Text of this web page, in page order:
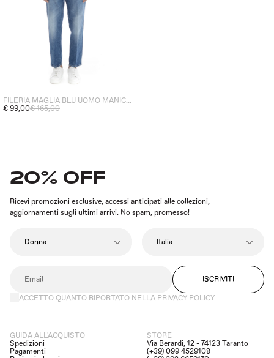
FILERIA MAGLIA BLU UOMO MANICHE LUNGHE
€ 99,00€ 165,00
20% OFF
Ricevi promozioni esclusive, accessi anticipati alle collezioni,
aggiornamenti sugli ultimi arrivi. No spam, promesso!
ISCRIVITI
ACCETTO QUANTO RIPORTATO NELLA PRIVACY POLICY
GUIDA ALL'ACQUISTO
Spedizioni
Pagamenti
STORE
Via Berardi, 12 - 74123 Taranto
(+39) 099 4529108